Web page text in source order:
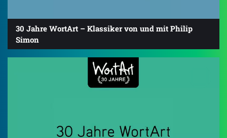
30 Jahre WortArt – Klassiker von und mit Philip
Simon